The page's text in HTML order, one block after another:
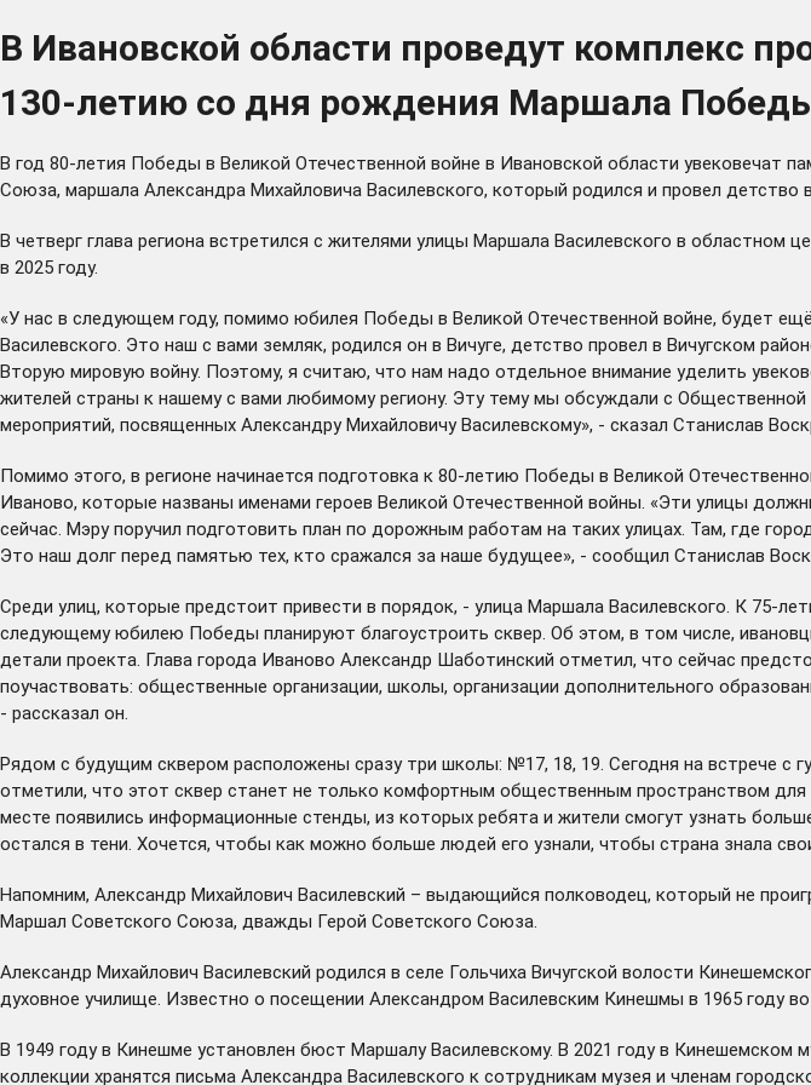
В Ивановской области проведут комплекс
130-летию со дня рождения Маршала
В год 80-летия Победы в Великой Отечественной войне в Ивановской области увековечат
Союза, маршала Александра Михайловича Василевского, который родился и провел детство
В четверг глава региона встретился с жителями улицы Маршала Василевского в
в 2025 году.
«У нас в следующем году, помимо юбилея Победы в Великой Отечественной войне, будет
Василевского. Это наш с вами земляк, родился он в Вичуге, детство провел в Вичугском
Вторую мировую войну. Поэтому, я считаю, что нам надо отдельное внимание уделить
жителей страны к нашему с вами любимому региону. Эту тему мы обсуждали с Общественной
мероприятий, посвященных Александру Михайловичу Василевскому», - сказал Станислав
Помимо этого, в регионе начинается подготовка к 80-летию Победы в Великой
Иваново, которые названы именами героев Великой Отечественной войны. «Эти улицы
сейчас. Мэру поручил подготовить план по дорожным работам на таких улицах. Там, где
Это наш долг перед памятью тех, кто сражался за наше будущее», - сообщил Станислав
Среди улиц, которые предстоит привести в порядок, - улица Маршала Василевского. К 75-
следующему юбилею Победы планируют благоустроить сквер. Об этом, в том числе,
детали проекта. Глава города Иваново Александр Шаботинский отметил, что сейчас
поучаствовать: общественные организации, школы, организации дополнительного
- рассказал он.
Рядом с будущим сквером расположены сразу три школы: №17, 18, 19. Сегодня на встрече с
отметили, что этот сквер станет не только комфортным общественным пространством
месте появились информационные стенды, из которых ребята и жители смогут узнать
остался в тени. Хочется, чтобы как можно больше людей его узнали, чтобы страна знала
Напомним, Александр Михайлович Василевский – выдающийся полководец, который не
Маршал Советского Союза, дважды Герой Советского Союза.
Александр Михайлович Василевский родился в селе Гольчиха Вичугской волости
духовное училище. Известно о посещении Александром Василевским Кинешмы в 1965 году во
В 1949 году в Кинешме установлен бюст Маршалу Василевскому. В 2021 году в
коллекции хранятся письма Александра Василевского к сотрудникам музея и членам